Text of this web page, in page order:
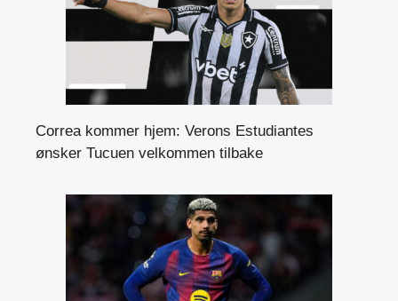
Correa kommer hjem: Verons Estudiantes
ønsker Tucuen velkommen tilbake